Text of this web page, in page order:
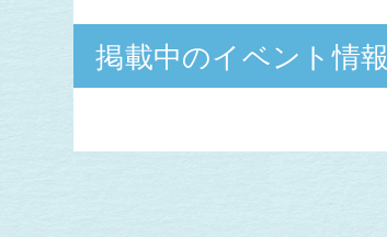
掲載中のイベント情報